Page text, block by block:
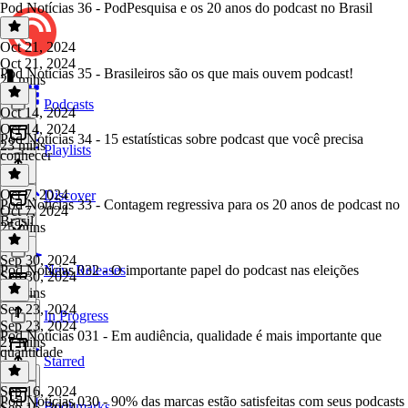
Podcasts
Playlists
Discover
New Releases
In Progress
Starred
Pod Notícias 36 - PodPesquisa e os 20 anos do podcast no Brasil
Oct 21, 2024
Oct 21, 2024
24 mins
Pod Notícias 35 - Brasileiros são os que mais ouvem podcast!
Oct 14, 2024
Oct 14, 2024
23 mins
Pod Notícias 34 - 15 estatísticas sobre podcast que você precisa
conhecer
Oct 7, 2024
Oct 7, 2024
25 mins
Pod Notícias 33 - Contagem regressiva para os 20 anos de podcast no
Brasil
Sep 30, 2024
Sep 30, 2024
21 mins
Pod Notícias 032 - O importante papel do podcast nas eleições
Sep 23, 2024
Sep 23, 2024
27 mins
Pod Notícias 031 - Em audiência, qualidade é mais importante que
quantidade
Sep 16, 2024
Pod Notícias 030 - 90% das marcas estão satisfeitas com seus podcasts